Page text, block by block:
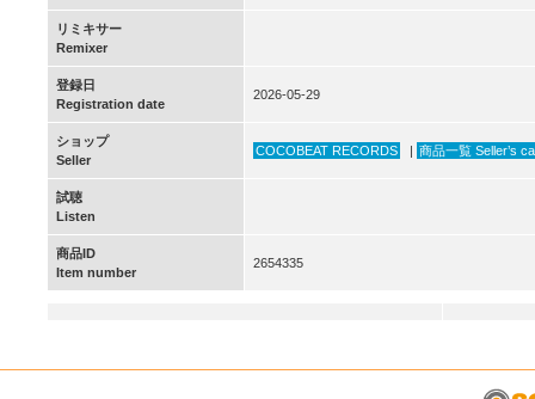
リミキサー
Remixer
登録日
Registration date
2026-05-29
ショップ
Seller
COCOBEAT RECORDS | 商品一覧 Seller’s
試聴
Listen
商品ID
Item number
2654335